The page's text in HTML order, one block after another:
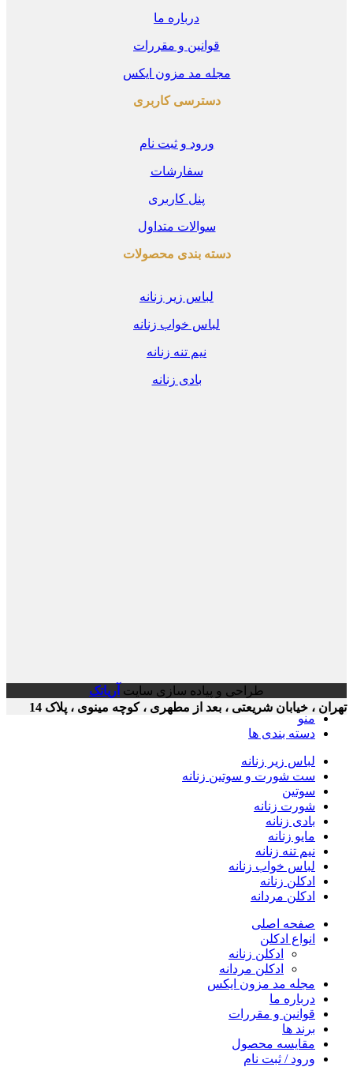
درباره ما
قوانین و مقررات
مجله مد مزون ایکس
دسترسی کاربری
ورود و ثبت نام
سفارشات
پنل کاربری
سوالات متداول
دسته بندی محصولات
لباس زیر زنانه
لباس خواب زنانه
نیم تنه زنانه
بادی زنانه
، خیابان شریعتی ، بعد از مطهری ، کوچه مینوی ، پلاک 14
طراحی و پیاده سازی سایتآریاتک
منو
دسته بندی ها
لباس زیر زنانه
ست شورت و سوتین زنانه
سوتین
شورت زنانه
بادی زنانه
مایو زنانه
نیم تنه زنانه
لباس خواب زنانه
ادکلن زنانه
ادکلن مردانه
صفحه اصلی
انواع ادکلن
ادکلن زنانه
ادکلن مردانه
مجله مد مزون ایکس
درباره ما
قوانین و مقررات
برند ها
مقایسه محصول
ورود / ثبت نام